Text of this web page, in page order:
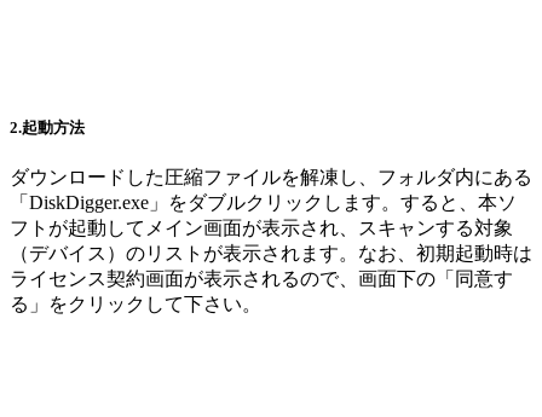
2.起動方法
ダウンロードした圧縮ファイルを解凍し、フォルダ内にある
「DiskDigger.exe」をダブルクリックします。すると、本ソ
フトが起動してメイン画面が表示され、スキャンする対象
（デバイス）のリストが表示されます。なお、初期起動時は
ライセンス契約画面が表示されるので、画面下の「同意す
る」をクリックして下さい。